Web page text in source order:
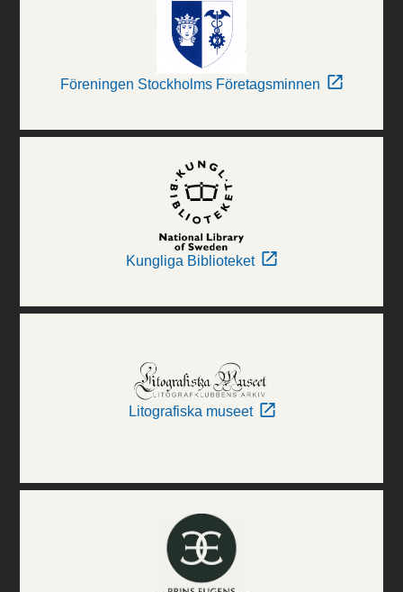
Föreningen Stockholms Företagsminnen
Kungliga Biblioteket
Litografiska museet